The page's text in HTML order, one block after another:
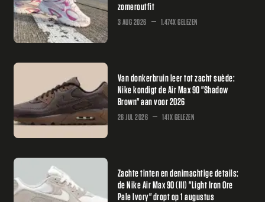
zomeroutfit
3 AUG 2026 1.474X GELEZEN
Van donkerbruin leer tot zacht suède:
Nike kondigt de Air Max 90 "Shadow
Brown" aan voor 2026
26 JUL 2026 141X GELEZEN
Zachte tinten en denimachtige details:
de Nike Air Max 90 (III) "Light Iron Ore
Pale Ivory" dropt op 1 augustus